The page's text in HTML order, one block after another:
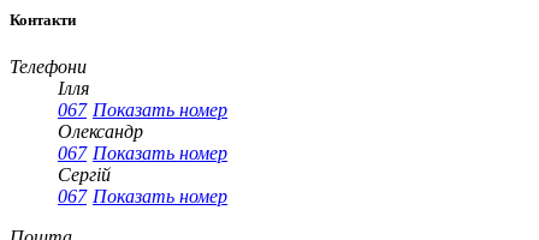
Контакти
Телефони
Ілля
067 Показать номер
Олександр
067 Показать номер
Сергій
067 Показать номер